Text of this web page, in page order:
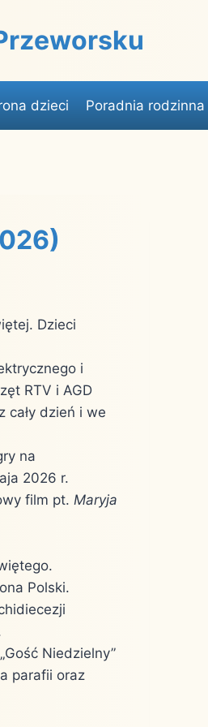
dzieci Poradnia rodzinna
Dzieci
i
RTV i AGD
cały dzień i we
na
2026 r.
film pt. Maryja
Polski.
Niedzielny”
parafii oraz